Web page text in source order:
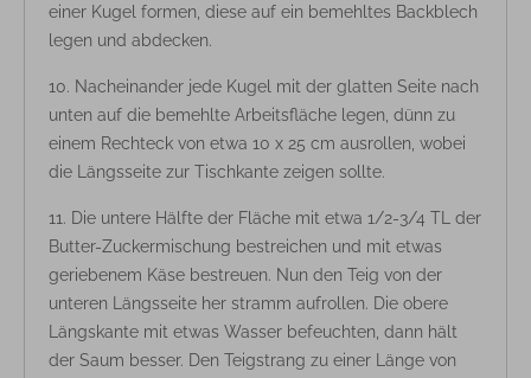
einer Kugel formen, diese auf ein bemehltes Backblech
legen und abdecken.
Nacheinander jede Kugel mit der glatten Seite nach
unten auf die bemehlte Arbeitsfläche legen, dünn zu
einem Rechteck von etwa 10 x 25 cm ausrollen, wobei
die Längsseite zur Tischkante zeigen sollte.
Die untere Hälfte der Fläche mit etwa 1/2-3/4 TL der
Butter-Zuckermischung bestreichen und mit etwas
geriebenem Käse bestreuen. Nun den Teig von der
unteren Längsseite her stramm aufrollen. Die obere
Längskante mit etwas Wasser befeuchten, dann hält
der Saum besser. Den Teigstrang zu einer Länge von